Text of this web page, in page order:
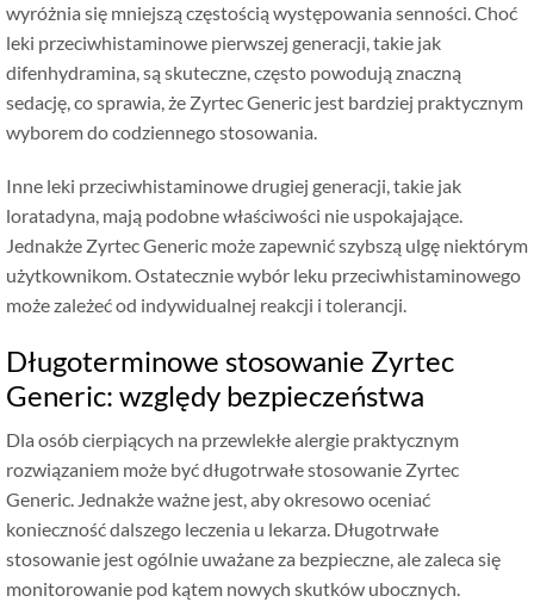
wyróżnia się mniejszą częstością występowania senności. Choć
leki przeciwhistaminowe pierwszej generacji, takie jak
difenhydramina, są skuteczne, często powodują znaczną
sedację, co sprawia, że ​​Zyrtec Generic jest bardziej praktycznym
wyborem do codziennego stosowania.
Inne leki przeciwhistaminowe drugiej generacji, takie jak
loratadyna, mają podobne właściwości nie uspokajające.
Jednakże Zyrtec Generic może zapewnić szybszą ulgę niektórym
użytkownikom. Ostatecznie wybór leku przeciwhistaminowego
może zależeć od indywidualnej reakcji i tolerancji.
Długoterminowe stosowanie Zyrtec
Generic: względy bezpieczeństwa
Dla osób cierpiących na przewlekłe alergie praktycznym
rozwiązaniem może być długotrwałe stosowanie Zyrtec
Generic. Jednakże ważne jest, aby okresowo oceniać
konieczność dalszego leczenia u lekarza. Długotrwałe
stosowanie jest ogólnie uważane za bezpieczne, ale zaleca się
monitorowanie pod kątem nowych skutków ubocznych.